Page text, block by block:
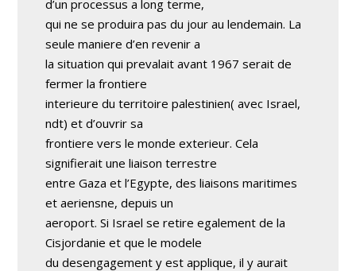
d’un processus a long terme,
qui ne se produira pas du jour au lendemain. La
seule maniere d’en revenir a
la situation qui prevalait avant 1967 serait de
fermer la frontiere
interieure du territoire palestinien( avec Israel,
ndt) et d’ouvrir sa
frontiere vers le monde exterieur. Cela
signifierait une liaison terrestre
entre Gaza et l’Egypte, des liaisons maritimes
et aeriensne, depuis un
aeroport. Si Israel se retire egalement de la
Cisjordanie et que le modele
du desengagement y est applique, il y aurait